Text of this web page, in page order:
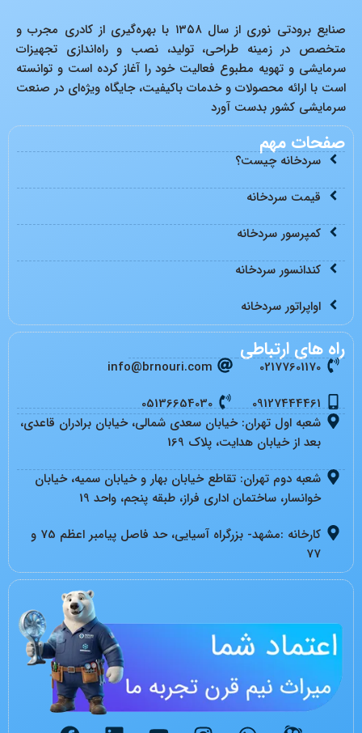
صنایع برودتی نوری از سال ۱۳۵۸ با بهره‌گیری از کادری مجرب و
متخصص در زمینه طراحی، تولید، نصب و راه‌اندازی تجهیزات
سرمایشی و تهویه مطبوع فعالیت خود را آغاز کرده است و توانسته
است با ارائه محصولات و خدمات باکیفیت، جایگاه ویژه‌ای در صنعت
سرمایشی کشور بدست آورد
صفحات مهم
سردخانه چیست؟
قیمت سردخانه
کمپرسور سردخانه
کندانسور سردخانه
اواپراتور سردخانه
راه های ارتباطی
02177601170
09127444461
info@brnouri.com
05136654030
شعبه اول تهران: خیابان سعدی شمالی، خیابان برادران قاعدی،
بعد از خیابان هدایت، پلاک 169
شعبه دوم تهران: تقاطع خیابان بهار و خیابان سمیه، خیابان
خوانسار، ساختمان اداری فراز، طبقه پنجم، واحد 19
کارخانه :مشهد- بزرگراه آسیایی، حد فاصل پیامبر اعظم 75 و
77